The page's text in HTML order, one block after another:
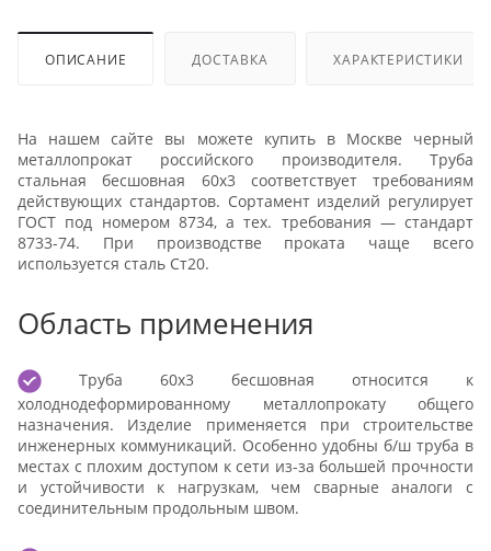
ОПИСАНИЕ ДОСТАВКА ХАРАКТЕРИСТИКИ
На нашем сайте вы можете купить в Москве черный
металлопрокат российского производителя. Труба
стальная бесшовная 60х3 соответствует требованиям
действующих стандартов. Сортамент изделий регулирует
ГОСТ под номером 8734, а тех. требования — стандарт
8733-74. При производстве проката чаще всего
используется сталь Ст20.
Область применения
Труба 60х3 бесшовная относится к
холоднодеформированному металлопрокату общего
назначения. Изделие применяется при строительстве
инженерных коммуникаций. Особенно удобны б/ш труба в
местах с плохим доступом к сети из-за большей прочности
и устойчивости к нагрузкам, чем сварные аналоги с
соединительным продольным швом.